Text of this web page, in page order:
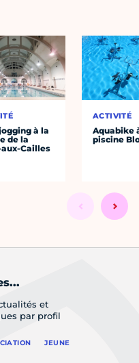
à la
de la
Cailles
ACTIVITÉ
Aquabike
piscine
et
par profil
JEUNE